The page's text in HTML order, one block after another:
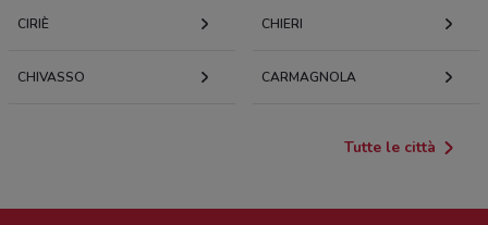
CIRIÈ CHIERI
CHIVASSO CARMAGNOLA
Tutte le città